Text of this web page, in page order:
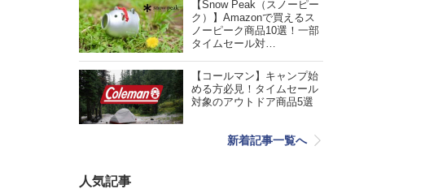
【Snow Peak（スノーピー
ク）】Amazonで買えるス
ノーピーク商品10選！一部
タイムセール対…
【コールマン】キャンプ始
める方必見！タイムセール
対象のアウトドア商品5選
新着記事一覧へ
人気記事